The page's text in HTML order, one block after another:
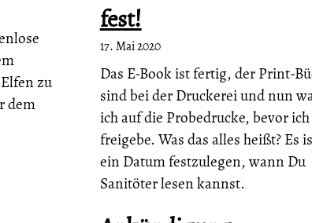
zu
dem
fest!
17. Mai 2020
Das E-Book ist fertig, der Print-
sind bei der Druckerei und nun
ich auf die Probedrucke, bevor ich
freigebe. Was das alles heißt? Es
ein Datum festzulegen, wann Du
Sanitöter lesen kannst.